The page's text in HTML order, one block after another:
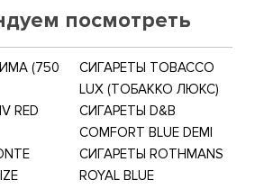
посмотреть
(750
RED
СИГАРЕТЫ TOBACCO
LUX (ТОБАККО ЛЮКС)
СИГАРЕТЫ D&B
COMFORT BLUE DEMI
СИГАРЕТЫ ROTHMANS
ROYAL BLUE